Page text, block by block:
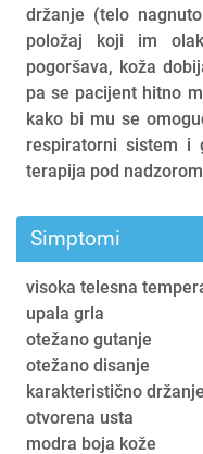
držanje (telo
položaj koji im
pogoršava, koža
pa se pacijent hitno
kako bi mu se
respiratorni sistem i
terapija pod
Simptomi
visoka telesna
upala grla
otežano gutanje
otežano disanje
karakteristično
otvorena usta
modra boja kože